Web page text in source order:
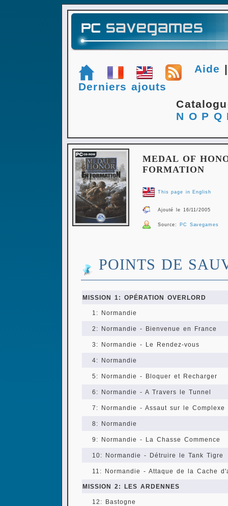
Aide
Derniers ajouts
N O P Q
MEDAL OF
FORMATION
This page in English
Ajouté le 16/11/2005
Source: PC Savegames
POINTS DE
MISSION 1: OPÉRATION OVERLORD
1: Normandie
2: Normandie - Bienvenue en France
3: Normandie - Le Rendez-vous
4: Normandie
5: Normandie - Bloquer et Recharger
6: Normandie - A Travers le Tunnel
7: Normandie - Assaut sur le Complexe
8: Normandie
9: Normandie - La Chasse Commence
10: Normandie - Détruire le Tank Tigre
11: Normandie - Attaque de la Cache
MISSION 2: LES ARDENNES
12: Bastogne